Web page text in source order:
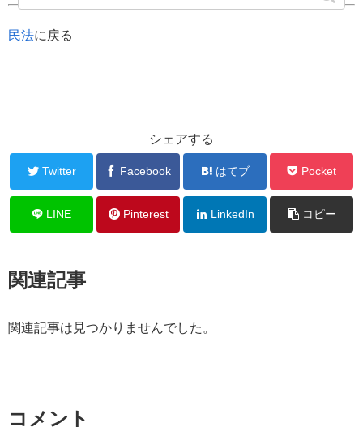
民法に戻る
シェアする
Twitter Facebook はてブ Pocket
LINE Pinterest LinkedIn コピー
関連記事
関連記事は見つかりませんでした。
コメント